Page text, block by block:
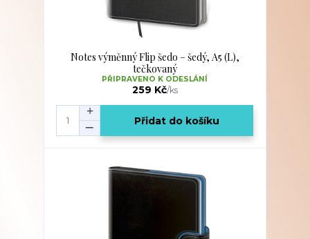
Notes výměnný Flip šedo – šedý, A5 (L),
tečkovaný
259 Kč/ks
PŘIPRAVENO K ODESLÁNÍ
Přidat do košíku